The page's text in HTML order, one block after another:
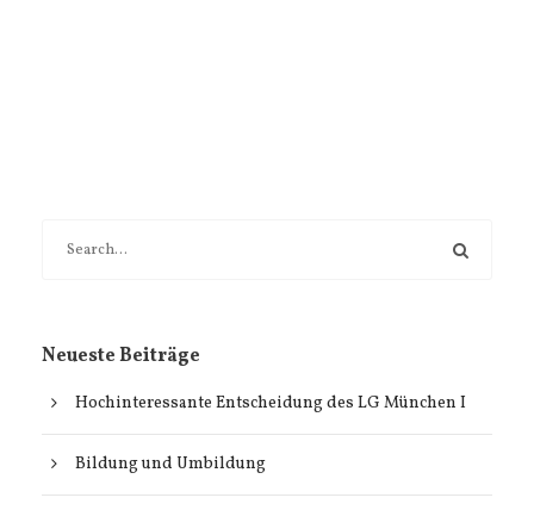
Neueste Beiträge
Hochinteressante Entscheidung des LG München I
Bildung und Umbildung